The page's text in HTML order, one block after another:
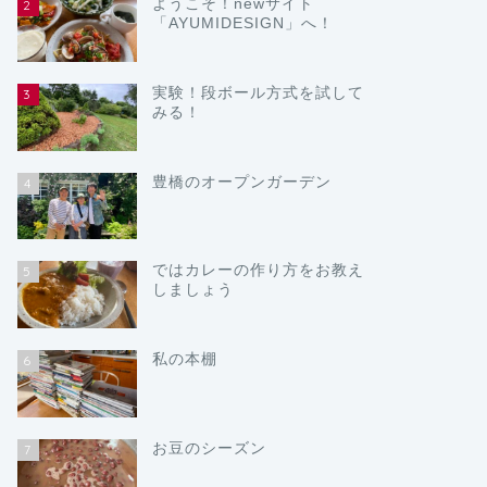
2
ようこそ！newサイト
「AYUMIDESIGN」へ！
3
実験！段ボール方式を試して
みる！
4 豊橋のオープンガーデン
5
ではカレーの作り方をお教え
しましょう
6 私の本棚
7 お豆のシーズン